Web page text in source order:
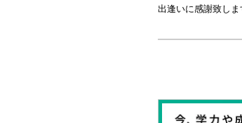
出逢いに感謝致しま